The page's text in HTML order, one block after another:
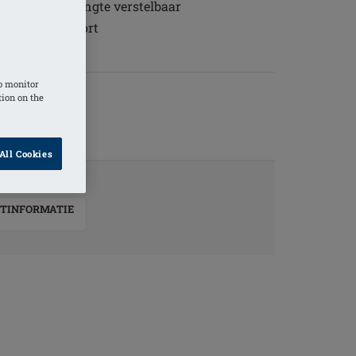
zijn in lengte verstelbaar
draagcomfort
monitor
on the
Cookies